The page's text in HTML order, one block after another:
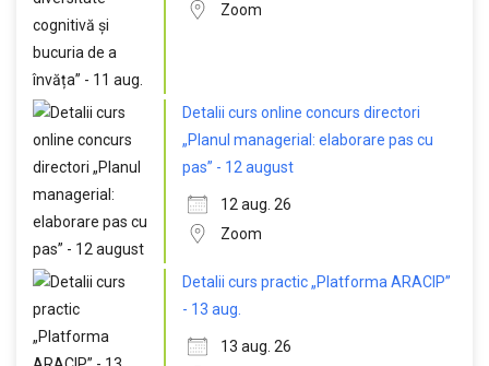
Zoom
Detalii curs online concurs directori
„Planul managerial: elaborare pas cu
pas” - 12 august
12 aug. 26
Zoom
Detalii curs practic „Platforma ARACIP”
- 13 aug.
13 aug. 26